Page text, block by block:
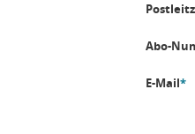
Abo-
E-Mail*